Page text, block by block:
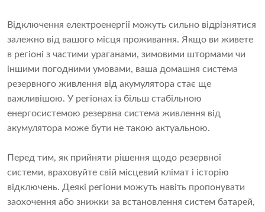
Відключення електроенергії можуть сильно відрізнятися
залежно від вашого місця проживання. Якщо ви живете
в регіоні з частими ураганами, зимовими штормами чи
іншими погодними умовами, ваша домашня система
резервного живлення від акумулятора стає ще
важливішою. У регіонах із більш стабільною
енергосистемою резервна система живлення від
акумулятора може бути не такою актуальною.
Перед тим, як прийняти рішення щодо резервної
системи, враховуйте свій місцевий клімат і історію
відключень. Деякі регіони можуть навіть пропонувати
заохочення або знижки за встановлення систем батарей,